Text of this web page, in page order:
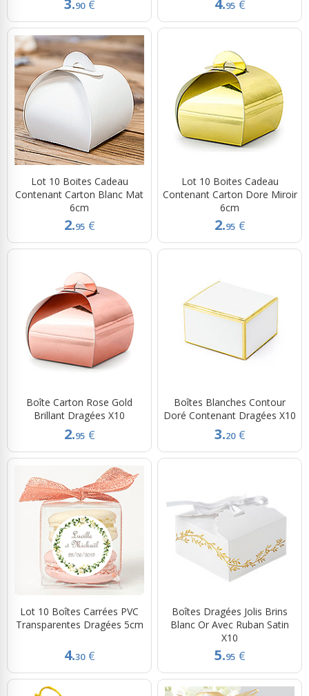
3.90 € 4.95 €
Lot 10 Boites Cadeau
Contenant Carton Blanc Mat
6cm
2.95 €
Lot 10 Boites Cadeau
Contenant Carton Dore Miroir
6cm
2.95 €
Boîte Carton Rose Gold
Brillant Dragées X10
2.95 €
Boîtes Blanches Contour
Doré Contenant Dragées X10
3.20 €
Lot 10 Boîtes Carrées PVC
Transparentes Dragées 5cm
4.30 €
Boîtes Dragées Jolis Brins
Blanc Or Avec Ruban Satin
X10
5.95 €